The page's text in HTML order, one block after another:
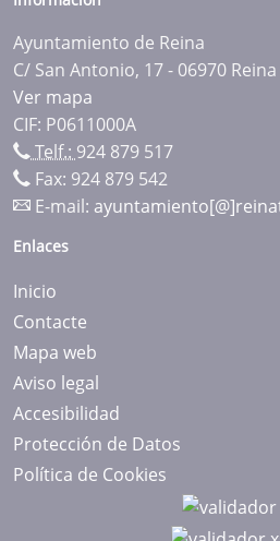
Ayuntamiento de Reina
C/ San Antonio, 17 - 06970
Ver mapa
CIF: P0611000A
Telf.: 924 879 517
Fax: 924 879 542
E-mail:
Enlaces
Inicio
Contacte
Mapa web
Aviso legal
Accesibilidad
Protección de Datos
Política de Cookies